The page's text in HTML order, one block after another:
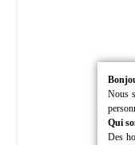
Nous
Qui
Des